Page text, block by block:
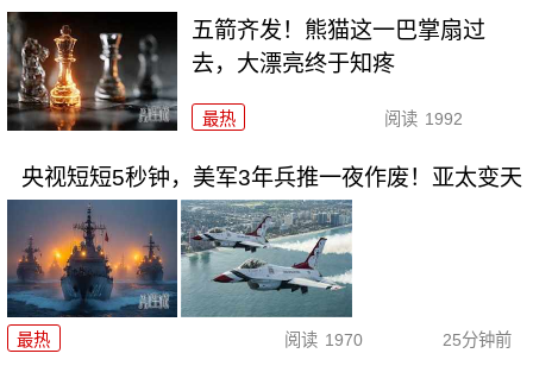
五箭齐发！熊猫这一巴掌扇过
去，大漂亮终于知疼
最热 阅读 1992
央视短短5秒钟，美军3年兵推一夜作废！亚太变天
最热 阅读 1970 25分钟前